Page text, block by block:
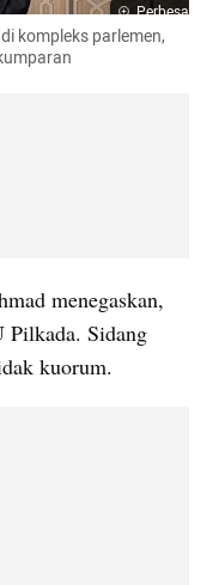
Perbesar
kompleks parlemen,
menegaskan,
Pilkada. Sidang
kuorum.